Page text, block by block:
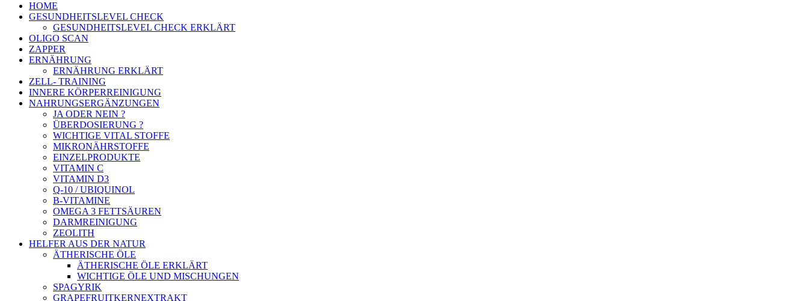
HOME
GESUNDHEITSLEVEL CHECK
GESUNDHEITSLEVEL CHECK ERKLÄRT
OLIGO SCAN
ZAPPER
ERNÄHRUNG
ERNÄHRUNG ERKLÄRT
ZELL- TRAINING
INNERE KÖRPERREINIGUNG
NAHRUNGSERGÄNZUNGEN
JA ODER NEIN ?
ÜBERDOSIERUNG ?
WICHTIGE VITAL STOFFE
MIKRONÄHRSTOFFE
EINZELPRODUKTE
VITAMIN C
VITAMIN D3
Q-10 / UBIQUINOL
B-VITAMINE
OMEGA 3 FETTSÄUREN
DARMREINIGUNG
ZEOLITH
HELFER AUS DER NATUR
ÄTHERISCHE ÖLE
ÄTHERISCHE ÖLE ERKLÄRT
WICHTIGE ÖLE UND MISCHUNGEN
SPAGYRIK
GRAPEFRUITKERNEXTRAKT